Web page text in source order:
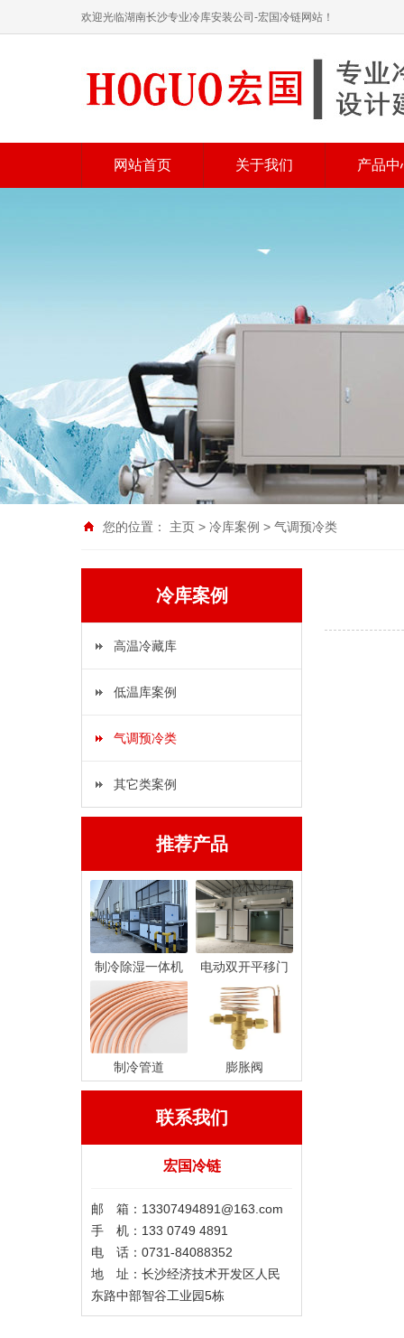
欢迎光临湖南长沙专业冷库安装公司-宏国冷链网站！
网站首页 关于我们 产品中
您的位置： 主页 > 冷库案例 > 气调预冷类
冷库案例
高温冷藏库
低温库案例
气调预冷类
其它类案例
推荐产品
制冷除湿一体机 电动双开平移门
制冷管道 膨胀阀
联系我们
宏国冷链
邮 箱：13307494891@163.com
手 机：133 0749 4891
电 话：0731-84088352
地 址：长沙经济技术开发区人民
东路中部智谷工业园5栋